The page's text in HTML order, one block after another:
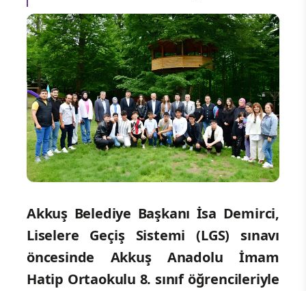
Akkuş Belediye Başkanı İsa Demirci,
Liselere Geçiş Sistemi (LGS) sınavı
öncesinde Akkuş Anadolu İmam
Hatip Ortaokulu 8. sınıf öğrencileriyle